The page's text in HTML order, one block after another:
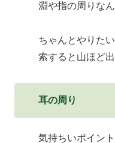
淵や指の周りな
ちゃんとやりたい
索すると山ほど出
耳の周り
気持ちいポイント